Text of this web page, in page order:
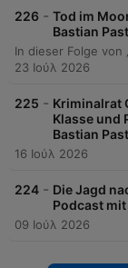
226 - Tod im
Bastian
23 Ιούλ 2026
225 - Kriminalrat
Klasse und
Bastian
16 Ιούλ 2026
224 - Die Jagd
Podcast
09 Ιούλ 2026